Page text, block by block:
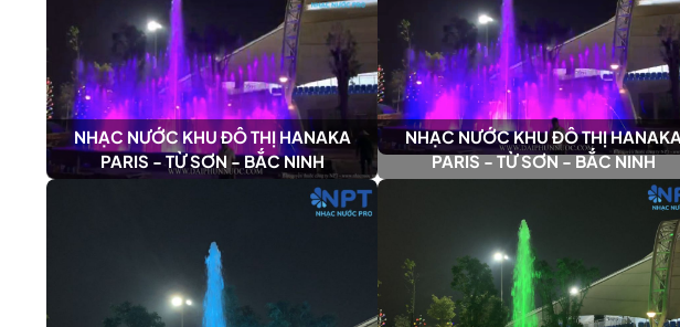
NHẠC NƯỚC KHU ĐÔ THỊ HANAKA
PARIS - TỪ SƠN - BẮC NINH
NHẠC NƯỚC KHU ĐÔ THỊ HANAKA
PARIS - TỪ SƠN - BẮC NINH